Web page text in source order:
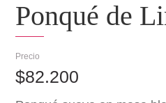
Ponqué de
$82.200